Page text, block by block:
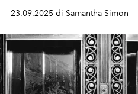
ritroveremo nella nuova serie
23.09.2025 di Samantha Simon